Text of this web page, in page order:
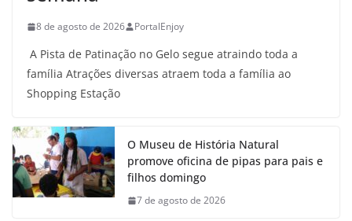
8 de agosto de 2026 PortalEnjoy
A Pista de Patinação no Gelo segue atraindo toda a
família Atrações diversas atraem toda a família ao
Shopping Estação
O Museu de História Natural
promove oficina de pipas para pais e
filhos domingo
7 de agosto de 2026